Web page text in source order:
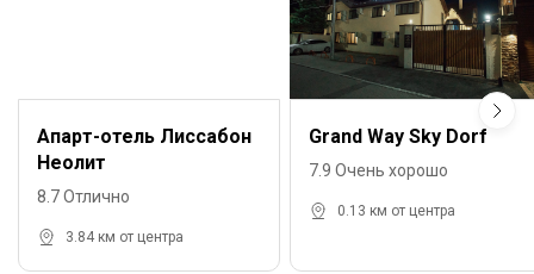
Апарт-отель Лиссабон
Неолит
8.7 Отлично
3.84 км от центра
Grand Way Sky Dorf
7.9 Очень хорошо
0.13 км от центра